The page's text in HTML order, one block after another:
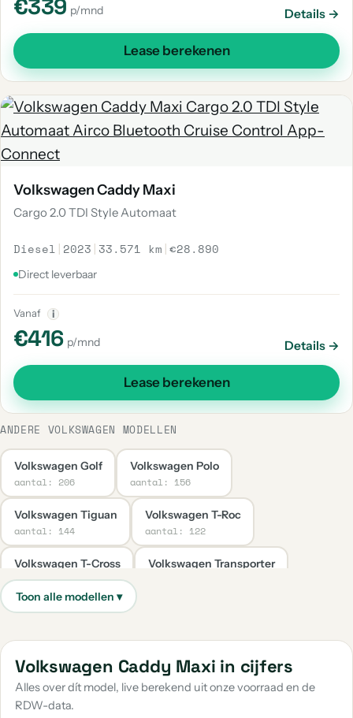
€339 p/mnd Details →
Lease berekenen
Volkswagen Caddy Maxi
Cargo 2.0 TDI Style Automaat
Diesel | 2023 | 33.571 km |€28.890
Direct leverbaar
Vanaf i
€416 p/mnd Details →
Lease berekenen
ANDERE VOLKSWAGEN MODELLEN
Volkswagen Golf
aantal: 206
Volkswagen Polo
aantal: 156
Volkswagen Tiguan
aantal: 144
Volkswagen T-Roc
aantal: 122
Volkswagen T-Cross
aantal: 66
Volkswagen Transporter
Volkswagen Caddy
Volkswagen Up
aantal: 30
Volkswagen Golf Sportsvan
aantal: 20
Volkswagen Passat
Volkswagen Caddy Maxi in cijfers
Alles over dít model, live berekend uit onze voorraad en de
RDW-data.